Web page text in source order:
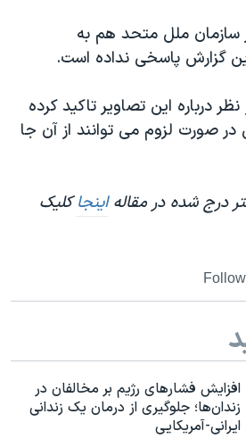
سازمان ملل متحد هم به
گزارش پاسخی نداده است.
درباره این تصاویر تاکید کرده
در صورت لزوم می توانند از آن جا
درج شده در مقالهاینجاکلیک
افزایش فشارهای رژیم بر مخالفان در
زندان‌ها؛ جلوگیری از درمان یک زندانی
ایرانی-آمریکایی